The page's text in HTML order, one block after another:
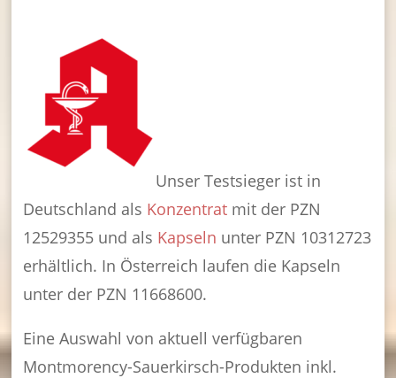
Unser Testsieger ist in
Deutschland als Konzentrat mit der PZN
12529355 und als Kapseln unter PZN 10312723
erhältlich. In Österreich laufen die Kapseln
unter der PZN 11668600.
Eine Auswahl von aktuell verfügbaren
Montmorency-Sauerkirsch-Produkten inkl.